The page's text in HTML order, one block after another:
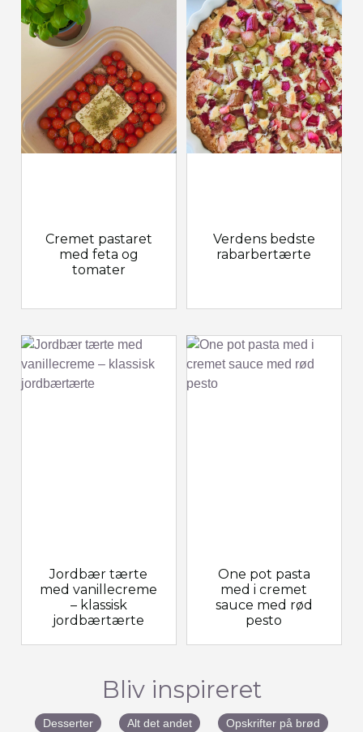
Cremet pastaret
med feta og
tomater
Jordbær tærte
med vanillecreme
– klassisk
jordbærtærte
Verdens bedste
rabarbertærte
One pot pasta
med i cremet
sauce med rød
pesto
Bliv inspireret
Desserter Alt det andet Opskrifter på brød